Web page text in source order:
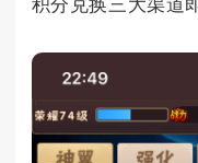
积分兑换三大渠道